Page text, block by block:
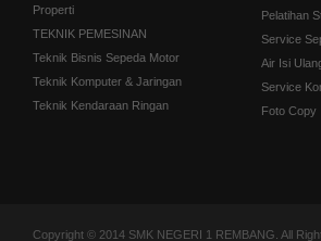
Properti
TEKNIK PEMESINAN
Teknik Bisnis Sepeda Motor
Teknik Komputer & Jaringan
Teknik Kendaraan Ringan
Pelatihan
Service
Air Isi
Service
Foto Copy
Copyright © 2014 SMK NEGERI 1 REMBANG. All